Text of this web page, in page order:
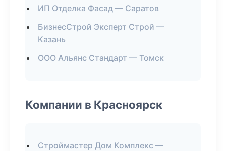
ИП Отделка Фасад — Саратов
БизнесСтрой Эксперт Строй —
Казань
ООО Альянс Стандарт — Томск
Компании в Красноярск
Строймастер Дом Комплекс —